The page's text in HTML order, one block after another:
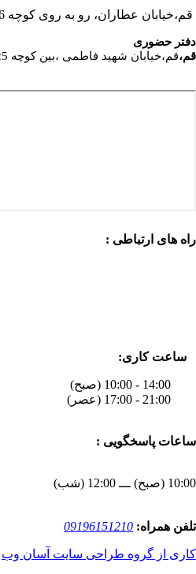
قم،خیابان عطاران، رو به روی کوچه 16، طبقه فوقانی دفتر پیشخوان
دفتر حضوری
قم،قم،خیابان شهید فاطمی ،بین کوچه 25 و 27، رو به روی بهزیستی
راه های ارتباطی :
ساعت کاری:
ساعات پاسخگویی :
10:00 (صبح) ـــ 12:00 (شب)
تلفن همراه: 09196151210
کاری از گروه طراحی سایت آسان وب